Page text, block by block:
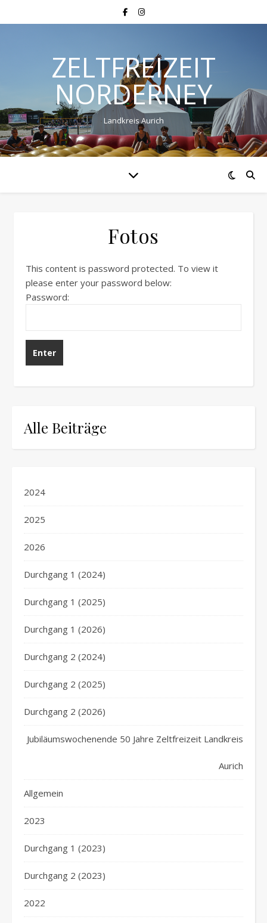
ZELTFREIZEIT
NORDERNEY
Landkreis Aurich
Fotos
This content is password protected. To view it
please enter your password below:
Password:
Alle Beiträge
2024
2025
2026
Durchgang 1 (2024)
Durchgang 1 (2025)
Durchgang 1 (2026)
Durchgang 2 (2024)
Durchgang 2 (2025)
Durchgang 2 (2026)
Jubiläumswochenende 50 Jahre Zeltfreizeit Landkreis
Aurich
Allgemein
2023
Durchgang 1 (2023)
Durchgang 2 (2023)
2022